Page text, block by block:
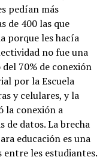
pedían más
de 400 las que
porque les hacía
no fue una
70% de conexión
por la Escuela
y celulares, y la
la conexión a
datos. La brecha
educación es una
entre les estudiantes.